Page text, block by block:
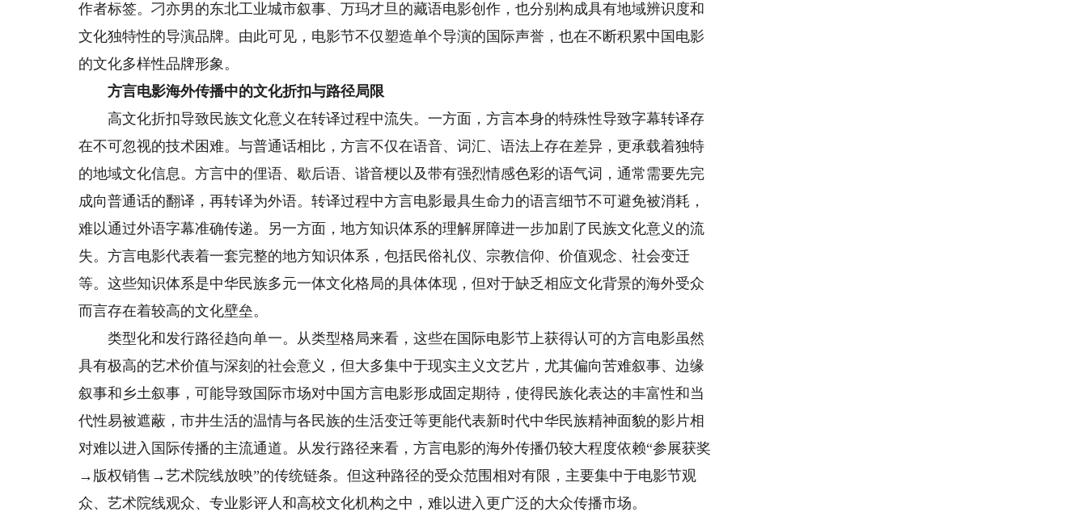
作者标签。刁亦男的东北工业城市叙事、万玛才旦的藏语电影创作，也分别构成具有地域辨识度和
文化独特性的导演品牌。由此可见，电影节不仅塑造单个导演的国际声誉，也在不断积累中国电影
的文化多样性品牌形象。
方言电影海外传播中的文化折扣与路径局限
高文化折扣导致民族文化意义在转译过程中流失。一方面，方言本身的特殊性导致字幕转译存
在不可忽视的技术困难。与普通话相比，方言不仅在语音、词汇、语法上存在差异，更承载着独特
的地域文化信息。方言中的俚语、歇后语、谐音梗以及带有强烈情感色彩的语气词，通常需要先完
成向普通话的翻译，再转译为外语。转译过程中方言电影最具生命力的语言细节不可避免被消耗，
难以通过外语字幕准确传递。另一方面，地方知识体系的理解屏障进一步加剧了民族文化意义的流
失。方言电影代表着一套完整的地方知识体系，包括民俗礼仪、宗教信仰、价值观念、社会变迁
等。这些知识体系是中华民族多元一体文化格局的具体体现，但对于缺乏相应文化背景的海外受众
而言存在着较高的文化壁垒。
类型化和发行路径趋向单一。从类型格局来看，这些在国际电影节上获得认可的方言电影虽然
具有极高的艺术价值与深刻的社会意义，但大多集中于现实主义文艺片，尤其偏向苦难叙事、边缘
叙事和乡土叙事，可能导致国际市场对中国方言电影形成固定期待，使得民族化表达的丰富性和当
代性易被遮蔽，市井生活的温情与各民族的生活变迁等更能代表新时代中华民族精神面貌的影片相
对难以进入国际传播的主流通道。从发行路径来看，方言电影的海外传播仍较大程度依赖“参展获奖
→版权销售→艺术院线放映”的传统链条。但这种路径的受众范围相对有限，主要集中于电影节观
众、艺术院线观众、专业影评人和高校文化机构之中，难以进入更广泛的大众传播市场。